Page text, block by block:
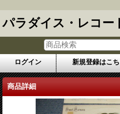
パラダイス・レコー
ログイン 新規登録はこ
商品詳細